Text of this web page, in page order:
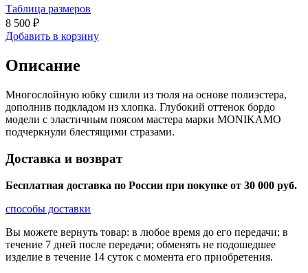
Таблица размеров
8 500 ₽
Добавить в корзину
Описание
Многослойную юбку сшили из тюля на основе полиэстера,
дополнив подкладом из хлопка. Глубокий оттенок бордо
модели с эластичным поясом мастера марки MONIKAMO
подчеркнули блестящими стразами.
Доставка и возврат
Бесплатная доставка по России при покупке от 30 000 pуб.
способы доставки
Вы можете вернуть товар: в любое время до его передачи; в
течение 7 дней после передачи; обменять не подошедшее
изделие в течение 14 суток с момента его приобретения.